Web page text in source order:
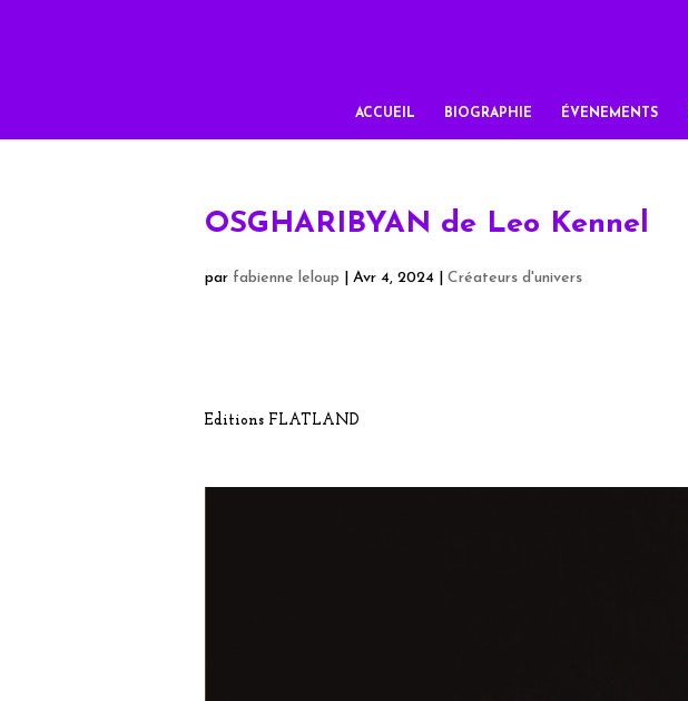
ACCUEIL BIOGRAPHIE ÉVENEMENTS
OSGHARIBYAN de Leo Kennel
par fabienne leloup Avr 4, 2024 Créateurs d'univers
Editions FLATLAND